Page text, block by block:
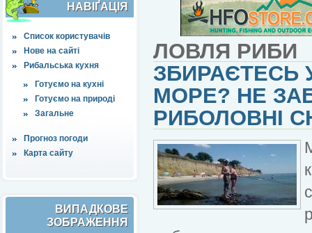
НАВІҐАЦІЯ
Список користувачів
Нове на сайті
Рибальська кухня
Готуємо на кухні
Готуємо на природі
Загальне
Прогноз погоди
Карта сайту
ВИПАДКОВЕ
ЗОБРАЖЕННЯ
ЛОВЛЯ РИБИ
ЗБИРАЄТЕСЬ
МОРЕ? НЕ
РИБОЛОВНІ